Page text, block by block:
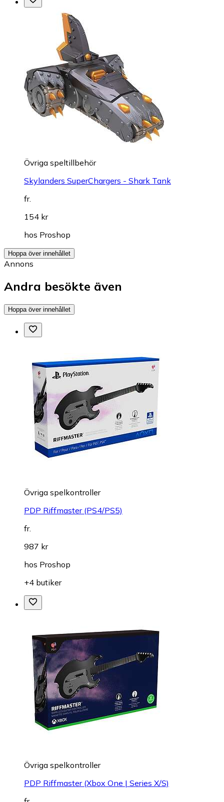
Övriga speltillbehör
Skylanders SuperChargers - Shark Tank
fr.
154 kr
hos Proshop
Hoppa över innehållet
Annons
Andra besökte även
Hoppa över innehållet
Övriga spelkontroller
PDP Riffmaster (PS4/PS5)
fr.
987 kr
hos Proshop
+4 butiker
Övriga spelkontroller
PDP Riffmaster (Xbox One | Series X/S)